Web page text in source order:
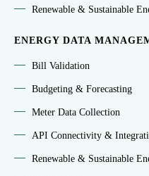
Renewable & Sustainable
ENERGY DATA
Bill Validation
Budgeting & Forecasting
Meter Data Collection
API Connectivity &
Renewable & Sustainable